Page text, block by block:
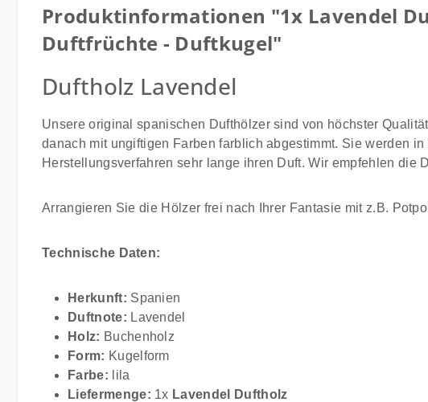
Produktinformationen "1x Lavendel
Duftfrüchte - Duftkugel"
Duftholz Lavendel
Unsere original spanischen Dufthölzer sind von höchster
danach mit ungiftigen Farben farblich abgestimmt. Sie werden
Herstellungsverfahren sehr lange ihren Duft. Wir empfehlen die
Arrangieren Sie die Hölzer frei nach Ihrer Fantasie mit z.B.
Technische Daten:
Herkunft: Spanien
Duftnote: Lavendel
Holz: Buchenholz
Form: Kugelform
Farbe: lila
Liefermenge: 1x Lavendel Duftholz